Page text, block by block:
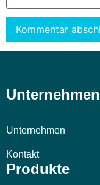
Unternehmen
Unternehmen
Kontakt
Produkte